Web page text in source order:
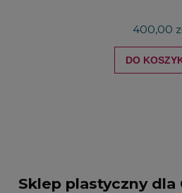
400,00
DO
Sklep plastyczny dla